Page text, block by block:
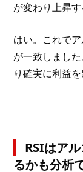
が変わり上昇す
はい。これで
が一致しまし
り確実に利益
RSIはア
るかも分析